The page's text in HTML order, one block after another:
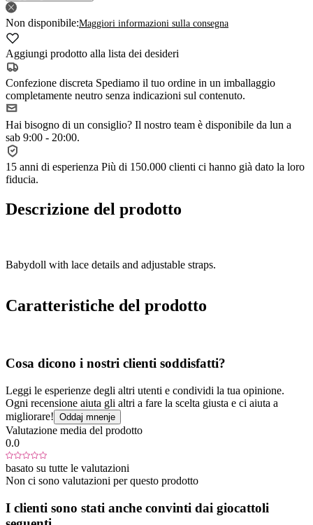
Non disponibile:Maggiori informazioni sulla consegna
Aggiungi prodotto alla lista dei desideri
Confezione discreta Spediamo il tuo ordine in un imballaggio
completamente neutro senza indicazioni sul contenuto.
Hai bisogno di un consiglio? Il nostro team è disponibile da lun a
sab 9:00 - 20:00.
15 anni di esperienza Più di 150.000 clienti ci hanno già dato la loro
fiducia.
Descrizione del prodotto
Babydoll with lace details and adjustable straps.
Caratteristiche del prodotto
Cosa dicono i nostri clienti soddisfatti?
Leggi le esperienze degli altri utenti e condividi la tua opinione.
Ogni recensione aiuta gli altri a fare la scelta giusta e ci aiuta a
migliorare! Oddaj mnenje
Valutazione media del prodotto
0.0
basato su tutte le valutazioni
Non ci sono valutazioni per questo prodotto
I clienti sono stati anche convinti dai giocattoli